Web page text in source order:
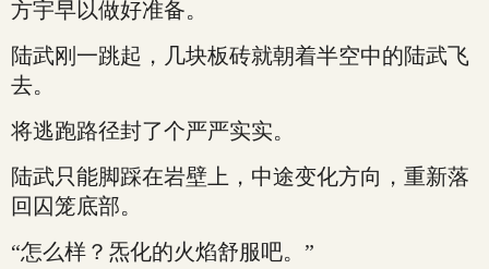
方宇早以做好准备。
陆武刚一跳起，几块板砖就朝着半空中的陆武飞
去。
将逃跑路径封了个严严实实。
陆武只能脚踩在岩壁上，中途变化方向，重新落
回囚笼底部。
“怎么样？炁化的火焰舒服吧。”